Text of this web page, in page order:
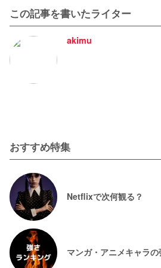
この記事を書いたライター
akimu
おすすめ特集
Netflixで次何観る？
マンガ・アニメキャラ